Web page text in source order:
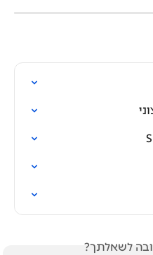
לשאלתך?